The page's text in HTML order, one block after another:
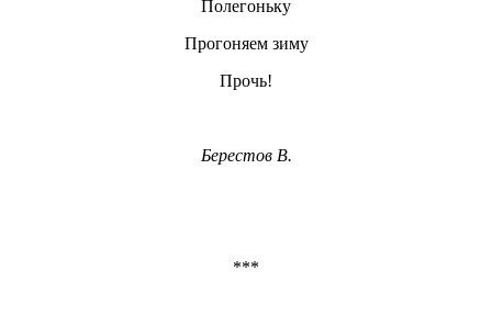
Полегоньку
Прогоняем зиму
Прочь!
Берестов В.
***